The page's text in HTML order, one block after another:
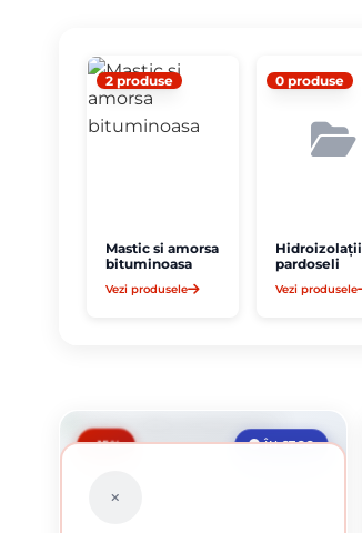
2 produse
Mastic si amorsa
bituminoasa
Vezi produsele
0 produse
Hidroizolații
pardoseli
Vezi produsele
ÎN STOC
-15%